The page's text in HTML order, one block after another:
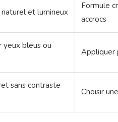
naturel et lumineux
Formule
accrocs
yeux bleus ou
Appliquer
sans contraste
Choisir